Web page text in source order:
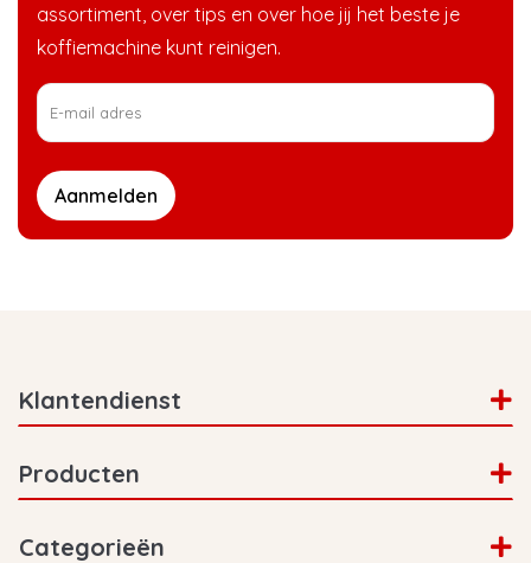
assortiment, over tips en over hoe jij het beste je
koffiemachine kunt reinigen.
Aanmelden
Klantendienst
Producten
Categorieën